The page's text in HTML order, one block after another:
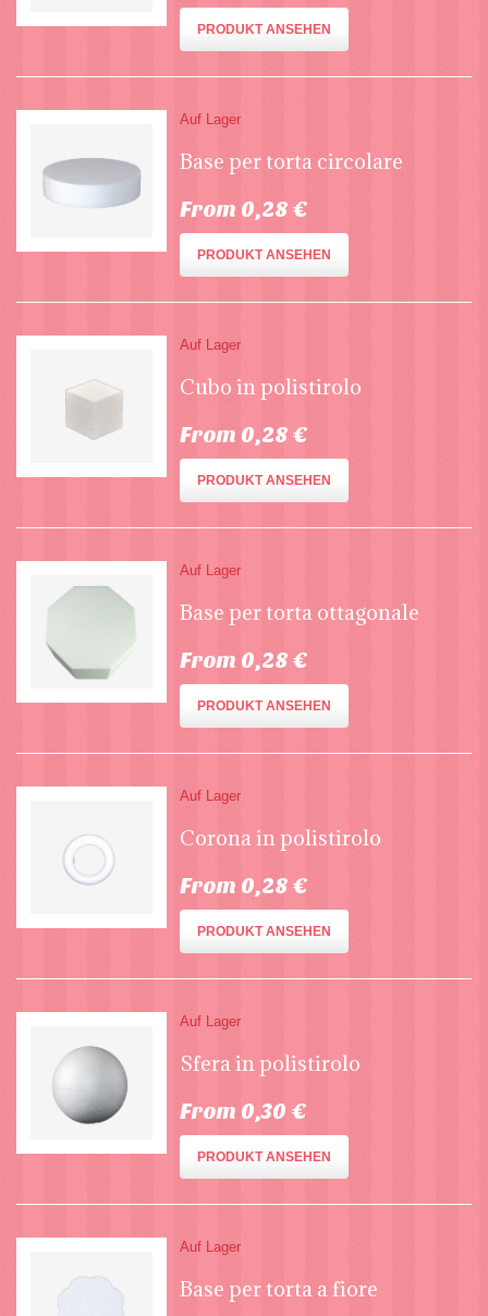
PRODUKT ANSEHEN
Auf Lager
Base per torta circolare
From 0,28 €
PRODUKT ANSEHEN
Auf Lager
Cubo in polistirolo
From 0,28 €
PRODUKT ANSEHEN
Auf Lager
Base per torta ottagonale
From 0,28 €
PRODUKT ANSEHEN
Auf Lager
Corona in polistirolo
From 0,28 €
PRODUKT ANSEHEN
Auf Lager
Sfera in polistirolo
From 0,30 €
PRODUKT ANSEHEN
Auf Lager
Base per torta a fiore